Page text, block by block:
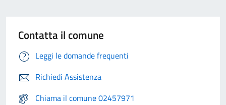
Contatta il comune
Leggi le domande frequenti
Richiedi Assistenza
Chiama il comune 02457971